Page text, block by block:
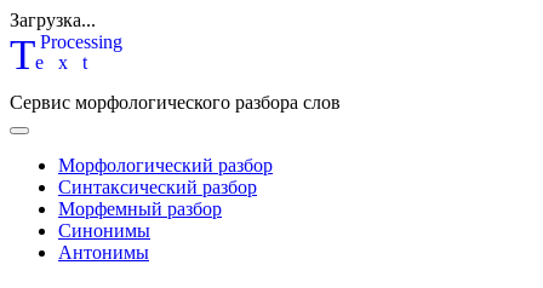
Загрузка...
Text
Processing
Сервис морфологического разбора слов
Морфологический разбор
Синтаксический разбор
Морфемный разбор
Синонимы
Антонимы